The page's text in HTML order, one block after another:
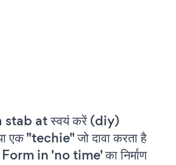
stab at स्वयं करें (diy)
"techie" जो दावा करता है
in 'no time' का निर्माण